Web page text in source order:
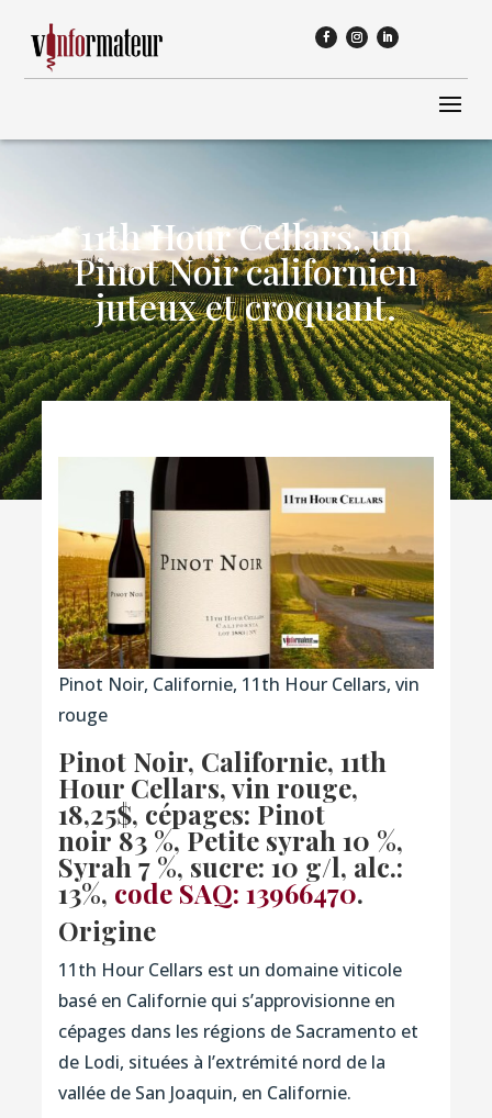
11th Hour Cellars, un
Pinot Noir californien
juteux et croquant.
Pinot Noir, Californie, 11th Hour Cellars, vin
rouge
Pinot Noir, Californie, 11th
Hour Cellars, vin rouge,
18,25$, cépages: Pinot
noir 83 %, Petite syrah 10 %,
Syrah 7 %, sucre: 10 g/l, alc.:
13%, code SAQ: 13966470.
Origine
11th Hour Cellars est un domaine viticole
basé en Californie qui s’approvisionne en
cépages dans les régions de Sacramento et
de Lodi, situées à l’extrémité nord de la
vallée de San Joaquin, en Californie.